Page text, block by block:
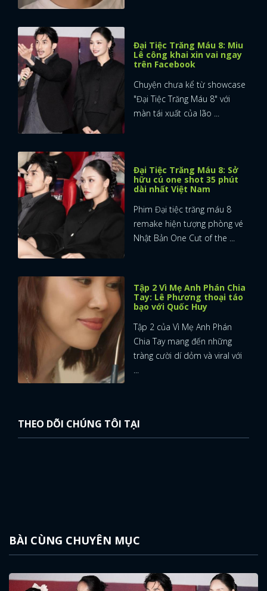
Đại Tiệc Trăng Máu 8: Miu
Lê công khai xin vai ngay
trên Facebook
Chuyện chưa kể từ showcase
"Đại Tiệc Trăng Máu 8" với
màn tái xuất của lão ...
Đại Tiệc Trăng Máu 8: Sở
hữu cú one shot 35 phút
dài nhất Việt Nam
Phim Đại tiệc trăng máu 8
remake hiện tượng phòng vé
Nhật Bản One Cut of the ...
Tập 2 Vì Mẹ Anh Phán Chia
Tay: Lê Phương thoại táo
bạo với Quốc Huy
Tập 2 của Vì Mẹ Anh Phán
Chia Tay mang đến những
tràng cười dí dỏm và viral với
...
THEO DÕI CHÚNG TÔI TẠI
BÀI CÙNG CHUYÊN MỤC